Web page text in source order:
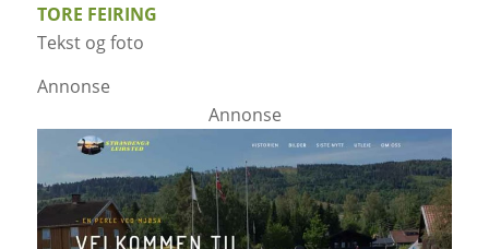
TORE FEIRING
Tekst og foto
Annonse
Annonse